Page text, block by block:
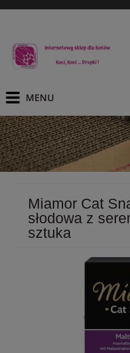
Miamor Cat
słodowa z
sztuka